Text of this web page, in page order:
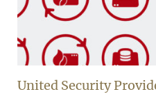
United Security